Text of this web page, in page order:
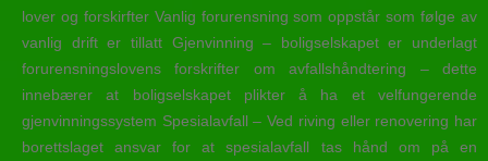
lover og forskirfter Vanlig forurensning som oppstår som følge av
vanlig drift er tillatt Gjenvinning – boligselskapet er underlagt
forurensningslovens forskrifter om avfallshåndtering – dette
innebærer at boligselskapet plikter å ha et velfungerende
gjenvinningssystem Spesialavfall – Ved riving eller renovering har
borettslaget ansvar for at spesialavfall tas hånd om på en